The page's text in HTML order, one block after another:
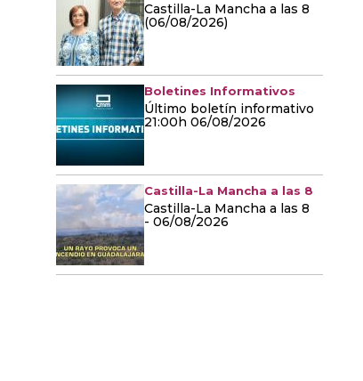
Castilla-La Mancha a las 8
(06/08/2026)
Boletines Informativos
Último boletín informativo
21:00h 06/08/2026
Castilla-La Mancha a las 8
Castilla-La Mancha a las 8
- 06/08/2026